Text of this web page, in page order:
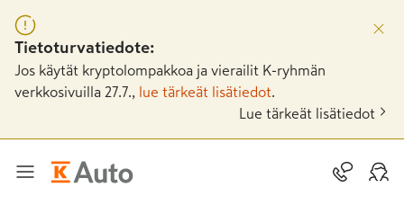
Tietoturvatiedote:
Jos käytät kryptolompakkoa ja vierailit K-ryhmän
verkkosivuilla 27.7.,
lue tärkeät lisätiedot
Lue tärkeät lisätiedot